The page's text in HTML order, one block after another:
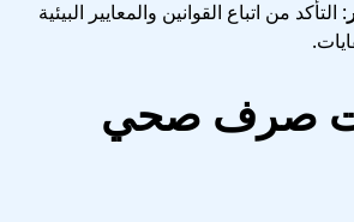
: التأكد من اتباع القوانين والمعايير البيئية
صرف صحي